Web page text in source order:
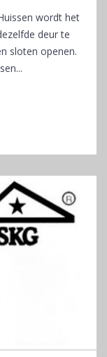
wordt het
deur te
sloten openen.